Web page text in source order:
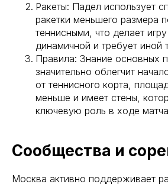
Ракеты: Падел использует
ракетки меньшего размера
теннисными, что делает
динамичной и требует иной
Правила: Знание основных
значительно облегчит
от теннисного корта,
меньше и имеет стены,
ключевую роль в ходе
Сообщества и
Москва активно поддерживает